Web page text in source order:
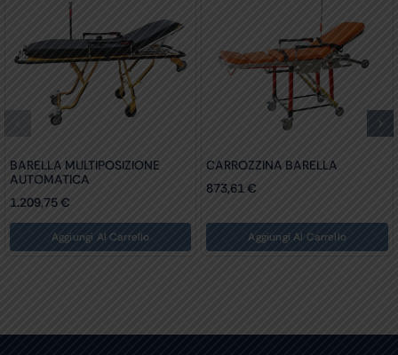
BARELLA MULTIPOSIZIONE
AUTOMATICA
1.209,75€
Aggiungi Al Carrello
CARROZZINA BARELLA
873,61€
Aggiungi Al Carrello